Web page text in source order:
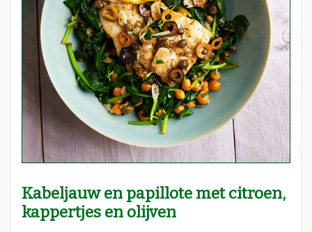
Kabeljauw en papillote met citroen,
kappertjes en olijven